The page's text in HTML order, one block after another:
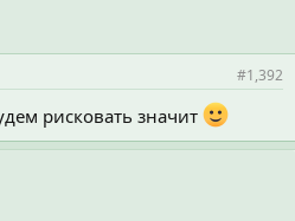
#1,392
рисковать значит